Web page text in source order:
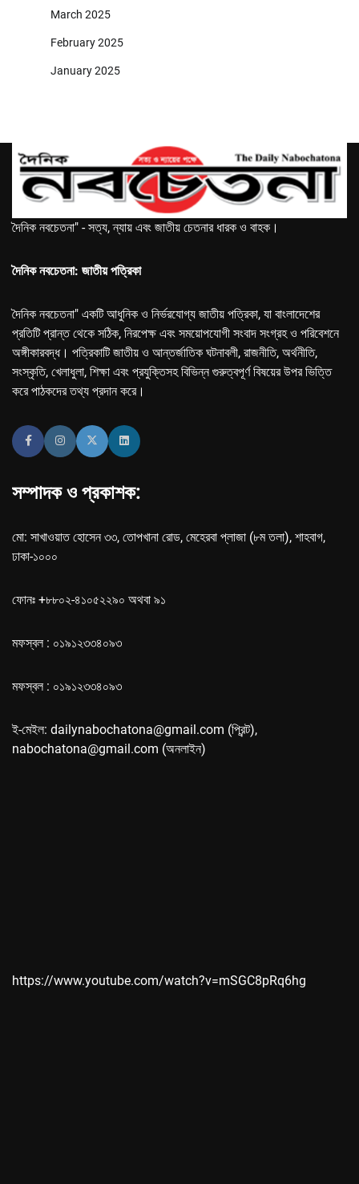
March 2025
February 2025
January 2025
দৈনিক নবচেতনা" - সত্য, ন্যায় এবং জাতীয় চেতনার ধারক ও বাহক।
দৈনিক নবচেতনা: জাতীয় পত্রিকা
দৈনিক নবচেতনা" একটি আধুনিক ও নির্ভরযোগ্য জাতীয় পত্রিকা, যা বাংলাদেশের
প্রতিটি প্রান্ত থেকে সঠিক, নিরপেক্ষ এবং সময়োপযোগী সংবাদ সংগ্রহ ও পরিবেশনে
অঙ্গীকারবদ্ধ। পত্রিকাটি জাতীয় ও আন্তর্জাতিক ঘটনাবলী, রাজনীতি, অর্থনীতি,
সংস্কৃতি, খেলাধুলা, শিক্ষা এবং প্রযুক্তিসহ বিভিন্ন গুরুত্বপূর্ণ বিষয়ের উপর ভিত্তি
করে পাঠকদের তথ্য প্রদান করে।
সম্পাদক ও প্রকাশক:
মো: সাখাওয়াত হোসেন ৩৩, তোপখানা রোড, মেহেরবা প্লাজা (৮ম তলা), শাহবাগ,
ঢাকা-১০০০
ফোনঃ +৮৮০২-৪১০৫২২৯০ অথবা ৯১
মফস্বল : ০১৯১২৩৩৪০৯৩
মফস্বল : ০১৯১২৩৩৪০৯৩
ই-মেইল: dailynabochatona@gmail.com (প্রিন্ট),
nabochatona@gmail.com (অনলাইন)
https://www.youtube.com/watch?v=mSGC8pRq6hg